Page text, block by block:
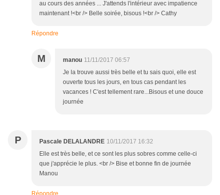
au cours des années ... J'attends l'intérieur avec impatience
maintenant !<br /> Belle soirée, bisous !<br /> Cathy
Répondre
M manou 11/11/2017 06:57
Je la trouve aussi très belle et tu sais quoi, elle est
ouverte tous les jours, en tous cas pendant les
vacances ! C'est tellement rare...Bisous et une douce
journée
P Pascale DELALANDRE 10/11/2017 16:32
Elle est très belle, et ce sont les plus sobres comme celle-ci
que j'apprécie le plus. <br /> Bise et bonne fin de journée
Manou
Répondre